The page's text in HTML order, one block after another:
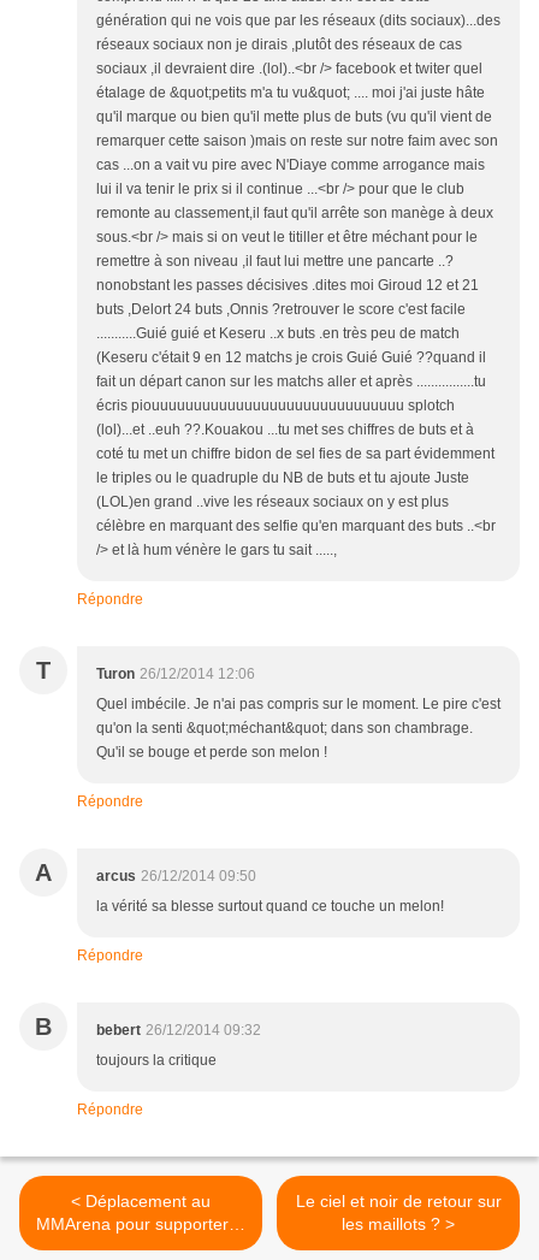
génération qui ne vois que par les réseaux (dits sociaux)...des
réseaux sociaux non je dirais ,plutôt des réseaux de cas
sociaux ,il devraient dire .(lol)..<br /> facebook et twiter quel
étalage de &quot;petits m'a tu vu&quot; .... moi j'ai juste hâte
qu'il marque ou bien qu'il mette plus de buts (vu qu'il vient de
remarquer cette saison )mais on reste sur notre faim avec son
cas ...on a vait vu pire avec N'Diaye comme arrogance mais
lui il va tenir le prix si il continue ...<br /> pour que le club
remonte au classement,il faut qu'il arrête son manège à deux
sous.<br /> mais si on veut le titiller et être méchant pour le
remettre à son niveau ,il faut lui mettre une pancarte ..?
nonobstant les passes décisives .dites moi Giroud 12 et 21
buts ,Delort 24 buts ,Onnis ?retrouver le score c'est facile
...........Guié guié et Keseru ..x buts .en très peu de match
(Keseru c'était 9 en 12 matchs je crois Guié Guié ??quand il
fait un départ canon sur les matchs aller et après ................tu
écris piouuuuuuuuuuuuuuuuuuuuuuuuuuuuuu splotch
(lol)...et ..euh ??.Kouakou ...tu met ses chiffres de buts et à
coté tu met un chiffre bidon de sel fies de sa part évidemment
le triples ou le quadruple du NB de buts et tu ajoute Juste
(LOL)en grand ..vive les réseaux sociaux on y est plus
célèbre en marquant des selfie qu'en marquant des buts ..<br
/> et là hum vénère le gars tu sait .....,
Répondre
T Turon 26/12/2014 12:06
Quel imbécile. Je n'ai pas compris sur le moment. Le pire c'est
qu'on la senti &quot;méchant&quot; dans son chambrage.
Qu'il se bouge et perde son melon !
Répondre
A arcus 26/12/2014 09:50
la vérité sa blesse surtout quand ce touche un melon!
Répondre
B bebert 26/12/2014 09:32
toujours la critique
Répondre
< Déplacement au
MMArena pour supporter le
TFC
Le ciel et noir de retour sur
les maillots ? >